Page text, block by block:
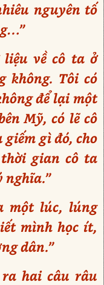
nguyên tố
về cô ta ở
không. Tôi có
để lại một
Mỹ, có lẽ cô
gì đó, cho
gian cô ta
nghĩa.”
một lúc, lúng
mình học ít,
dân.”
ra hai câu râu